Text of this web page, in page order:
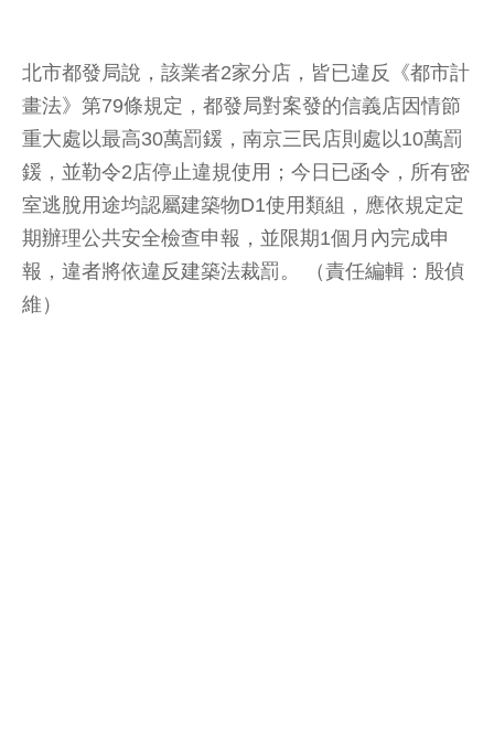
北市都發局說，該業者2家分店，皆已違反《都市計
畫法》第79條規定，都發局對案發的信義店因情節
重大處以最高30萬罰鍰，南京三民店則處以10萬罰
鍰，並勒令2店停止違規使用；今日已函令，所有密
室逃脫用途均認屬建築物D1使用類組，應依規定定
期辦理公共安全檢查申報，並限期1個月內完成申
報，違者將依違反建築法裁罰。 （責任編輯：殷偵
維）